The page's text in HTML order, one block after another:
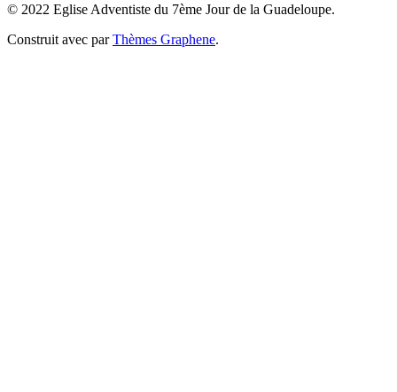
© 2022 Eglise Adventiste du 7ème Jour de la Guadeloupe.
Construit avec parThèmes Graphene.